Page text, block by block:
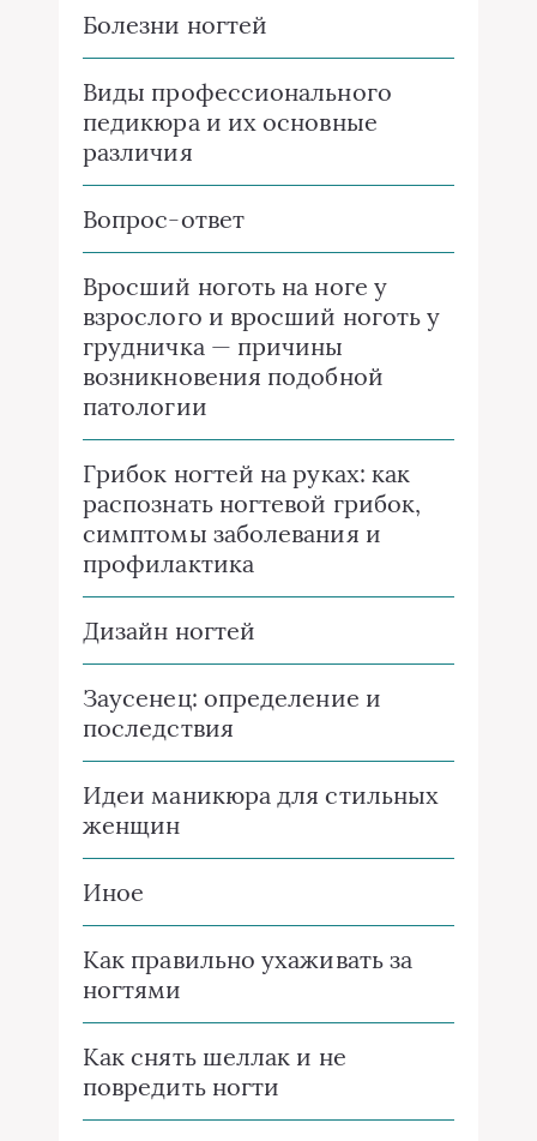
Болезни ногтей
Виды профессионального
педикюра и их основные
различия
Вопрос-ответ
Вросший ноготь на ноге у
взрослого и вросший ноготь у
грудничка — причины
возникновения подобной
патологии
Грибок ногтей на руках: как
распознать ногтевой грибок,
симптомы заболевания и
профилактика
Дизайн ногтей
Заусенец: определение и
последствия
Идеи маникюра для стильных
женщин
Иное
Как правильно ухаживать за
ногтями
Как снять шеллак и не
повредить ногти